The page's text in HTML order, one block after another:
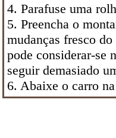
4. Parafuse uma
5. Preencha o
mudanças fresco
pode considerar-se
seguir demasiado
6. Abaixe o carro